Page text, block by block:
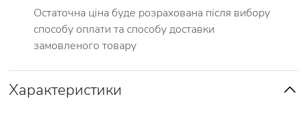
Остаточна ціна буде розрахована після вибору
способу оплати та способу доставки
замовленого товару
Характеристики